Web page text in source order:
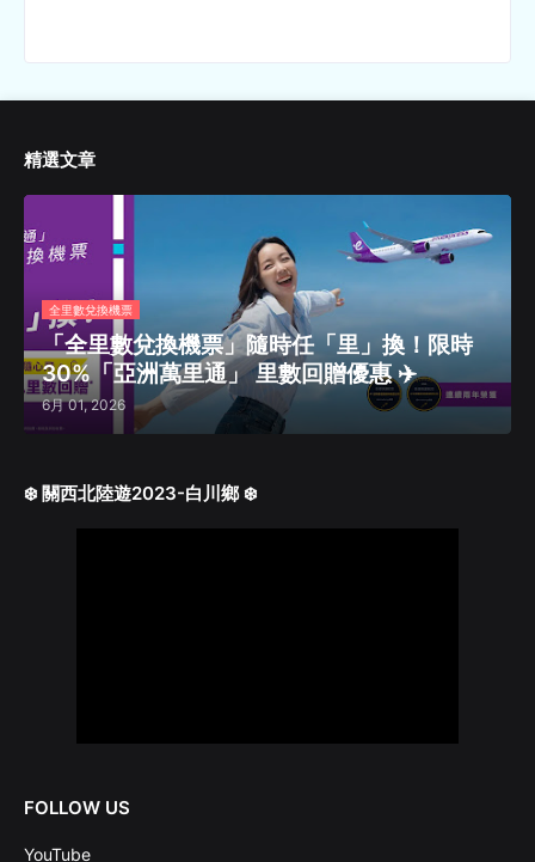
精選文章
全里數兌換機票
「全里數兌換機票」隨時任「里」換！限時
30%「亞洲萬里通」 里數回贈優惠 ✈️
6月 01, 2026
❄️ 關西北陸遊2023-白川鄉 ❄️
FOLLOW US
YouTube